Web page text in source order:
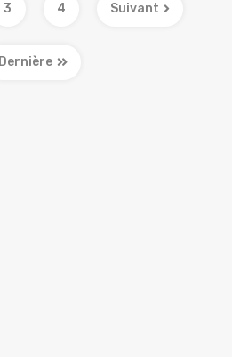
3 4 Suivant
Dernière